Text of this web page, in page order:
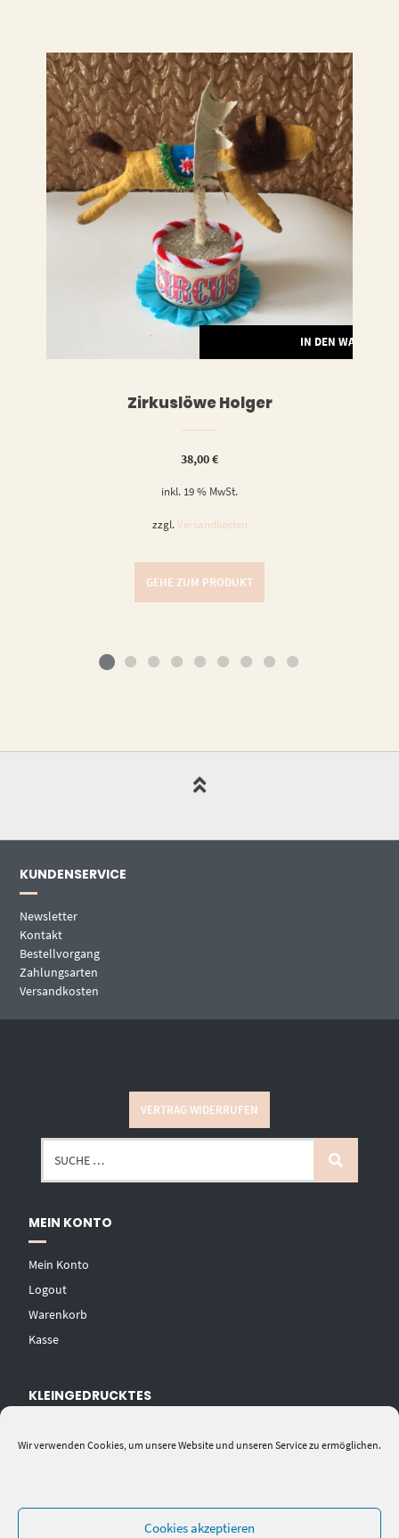
Wir verwenden Cookies, um unsere Website und unseren Service zu ermöglichen.
Cookies akzeptieren
IN DEN
Zirkuslöwe Holger
38,00€
inkl. 19 % MwSt.
zzgl. Versandkosten
GEHE ZUM PRODUKT
KUNDENSERVICE
Newsletter
Kontakt
Bestellvorgang
Zahlungsarten
Versandkosten
VERTRAG WIDERRUFEN
MEIN KONTO
Mein Konto
Logout
Warenkorb
Kasse
KLEINGEDRUCKTES
Impressum